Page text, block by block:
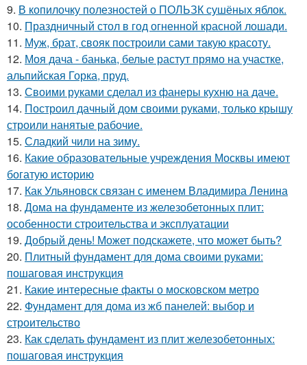
9. В копилочку полезностей о ПОЛЬЗК сушёных яблок.
10. Праздничный стол в год огненной красной лошади.
11. Муж, брат, свояк построили сами такую красоту.
12. Моя дача - банька, белые растут прямо на участке,
альпийская Горка, пруд.
13. Своими руками сделал из фанеры кухню на даче.
14. Построил дачный дом своими руками, только крышу
строили нанятые рабочие.
15. Сладкий чили на зиму.
16. Какие образовательные учреждения Москвы имеют
богатую историю
17. Как Ульяновск связан с именем Владимира Ленина
18. Дома на фундаменте из железобетонных плит:
особенности строительства и эксплуатации
19. Добрый день! Может подскажете, что может быть?
20. Плитный фундамент для дома своими руками:
пошаговая инструкция
21. Какие интересные факты о московском метро
22. Фундамент для дома из жб панелей: выбор и
строительство
23. Как сделать фундамент из плит железобетонных:
пошаговая инструкция